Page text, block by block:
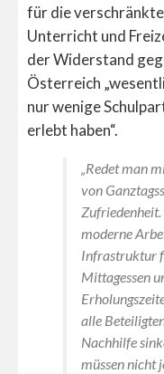
für die
Unterricht und
der Widerstand
Österreich
nur wenige
erlebt haben“.
„Redet man
von
moderne
Infrastruktur
Mittagessen
alle
Nachhilfe
müssen nicht